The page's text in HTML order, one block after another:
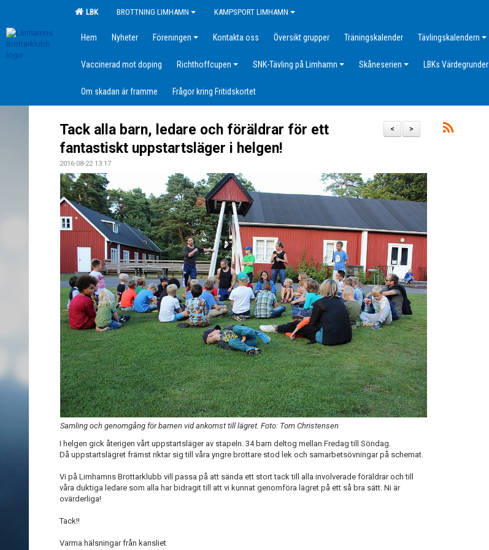
LBK BROTTNING LIMHAMN KAMPSPORT LIMHAMN
Hem Nyheter Föreningen Kontakta oss Översikt grupper Träningskalender Tävlingskalendern
Vaccinerad mot doping Richthoffcupen SNK-Tävling på Limhamn Skåneserien LBKs Värdegrunder
Om skadan är framme Frågor kring Fritidskortet
>
<
Tack alla barn, ledare och föräldrar för ett
fantastiskt uppstartsläger i helgen!
2016-08-22 13:17
Samling och genomgång för barnen vid ankomst till lägret. Foto: Tom Christensen
I helgen gick återigen vårt uppstartsläger av stapeln. 34 barn deltog mellan Fredag till Söndag.
Då uppstartslägret främst riktar sig till våra yngre brottare stod lek och samarbetsövningar på schemat.
Vi på Limhamns Brottarklubb vill passa på att sända ett stort tack till alla involverade föräldrar och till
våra duktiga ledare som alla har bidragit till att vi kunnat genomföra lägret på ett så bra sätt. Ni är
ovärderliga!
Tack!!
Varma hälsningar från kansliet